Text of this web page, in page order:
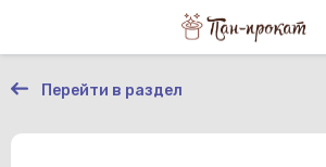
Перейти в раздел